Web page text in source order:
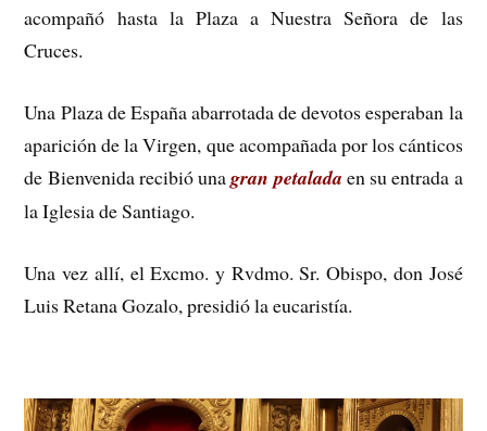
acompañó hasta la Plaza a Nuestra Señora de las
Cruces.
Una Plaza de España abarrotada de devotos esperaban la
aparición de la Virgen, que acompañada por los cánticos
de Bienvenida recibió unagran petalada en su entrada a
la Iglesia de Santiago.
Una vez allí, el Excmo. y Rvdmo. Sr. Obispo, don José
Luis Retana Gozalo, presidió la eucaristía.